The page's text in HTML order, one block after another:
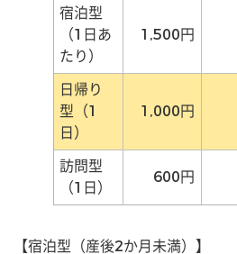
宿泊型
（1日あ
たり）
1,500円
日帰り
型（1
日）
1,000円
訪問型
（1日）
600円
【宿泊型（産後2か月未満）】